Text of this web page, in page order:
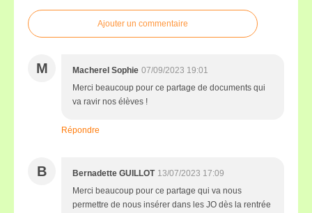
Ajouter un commentaire
M Macherel Sophie 07/09/2023 19:01
Merci beaucoup pour ce partage de documents qui
va ravir nos élèves !
Répondre
B Bernadette GUILLOT 13/07/2023 17:09
Merci beaucoup pour ce partage qui va nous
permettre de nous insérer dans les JO dès la rentrée